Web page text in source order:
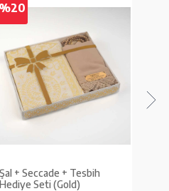
%20
Şal + Seccade + Tesbih
Hediye Seti (Gold)